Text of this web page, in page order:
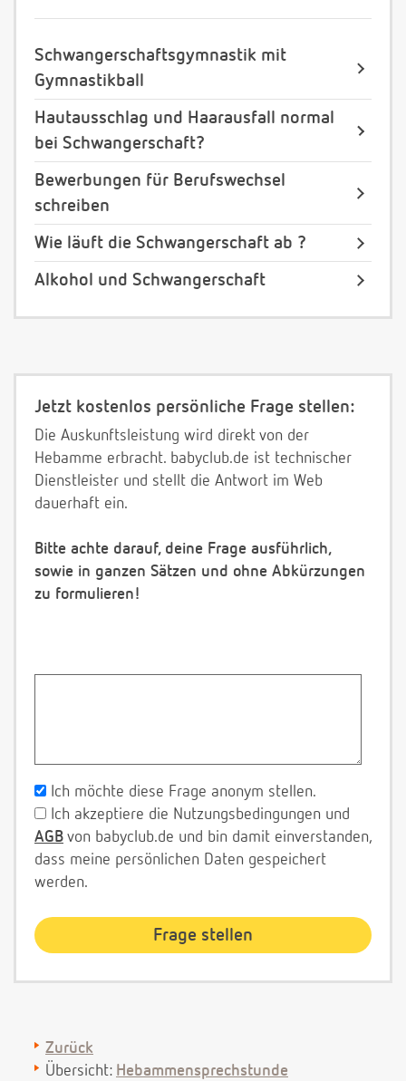
Schwangerschaftsgymnastik mit
Gymnastikball
Hautausschlag und Haarausfall normal
bei Schwangerschaft?
Bewerbungen für Berufswechsel
schreiben
Wie läuft die Schwangerschaft ab ?
Alkohol und Schwangerschaft
Jetzt kostenlos persönliche Frage stellen:
Die Auskunftsleistung wird direkt von der
Hebamme erbracht. babyclub.de ist technischer
Dienstleister und stellt die Antwort im Web
dauerhaft ein.
Bitte achte darauf, deine Frage ausführlich,
sowie in ganzen Sätzen und ohne Abkürzungen
zu formulieren!
Ich möchte diese Frage anonym stellen.
Ich akzeptiere die Nutzungsbedingungen und
AGB von babyclub.de und bin damit einverstanden,
dass meine persönlichen Daten gespeichert
werden.
Zurück
Übersicht: Hebammensprechstunde